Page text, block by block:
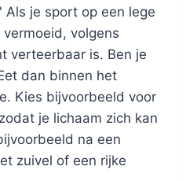
je sport op een lege
volgens
verteerbaar is. Ben je
dan binnen het
Kies bijvoorbeeld voor
je lichaam zich kan
na een
zuivel of een rijke